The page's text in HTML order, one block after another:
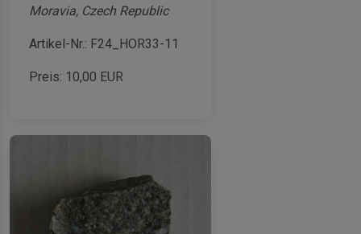
Moravia, Czech Republic
Artikel-Nr.: F24_HOR33-11
Preis: 10,00 EUR